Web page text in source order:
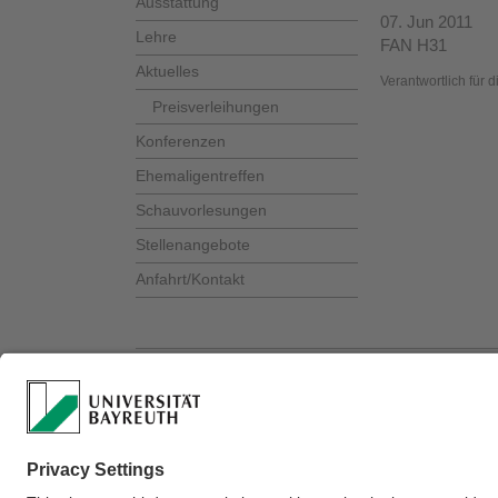
Lehre
Aktuelles
Preisverleihungen
Konferenzen
Ehemaligentreffen
Schauvorlesungen
Stellenangebote
Anfahrt/Kontakt
07. Jun 2011
FAN H31
Verantwortlich für